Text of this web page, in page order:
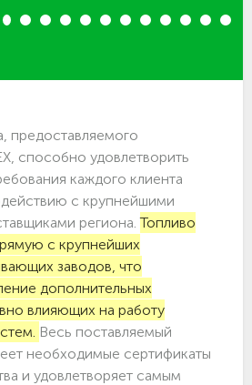
9 10 11 12 13 14 15 16 17 18 19 20
предоставляемого
способно удовлетворить
каждого клиента
с крупнейшими
региона.Топливо
с крупнейших
заводов, что
дополнительных
влияющих на работу
Весь поставляемый
необходимые сертификаты
и удовлетворяет самым